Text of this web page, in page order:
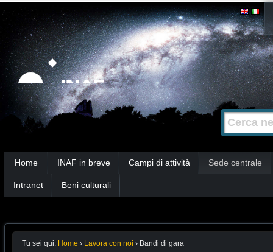
Strumenti
personali
Salta
contenuti.
|
Salta
alla
navigazione
Cerca nel
Ricerca
avanzata…
Home INAF in breve Campi di attività Sede centrale
Intranet Beni culturali
Tu sei qui: Home › Lavora con noi › Bandi di gara